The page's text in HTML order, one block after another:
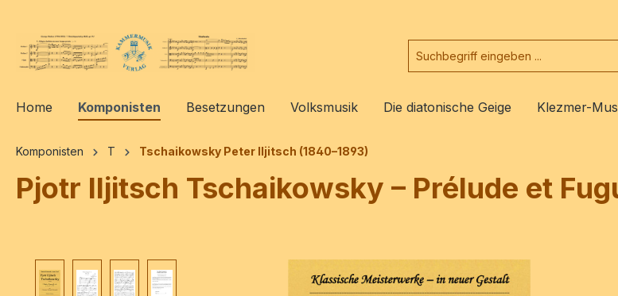
Home Komponisten Besetzungen Volksmusik Die diatonische Geige Klezmer-
Komponisten T Tschaikowsky Peter Iljitsch (1840–1893)
Pjotr Iljitsch Tschaikowsky – Prélude et
Bildergalerie überspringen